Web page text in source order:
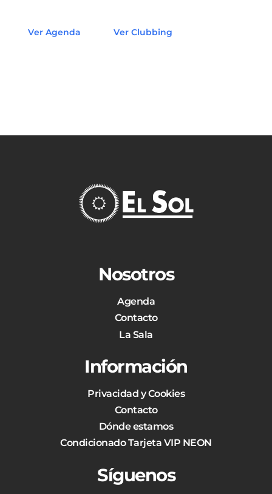
Ver Agenda Ver Clubbing
Nosotros
Agenda
Contacto
La Sala
Información
Privacidad y Cookies
Contacto
Dónde estamos
Condicionado Tarjeta VIP NEON
Síguenos